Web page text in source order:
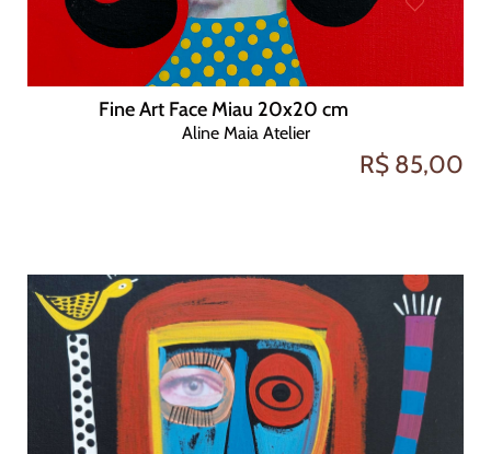
Fine Art Face Miau 20x20 cm
Aline Maia Atelier
R$ 85,00